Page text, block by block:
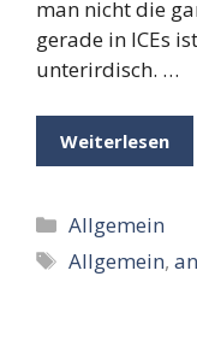
man nicht die
gerade in ICEs
unterirdisch. …
Weiterlesen
Kategorien
Allgemein
Schlagwörter
Allgemein,